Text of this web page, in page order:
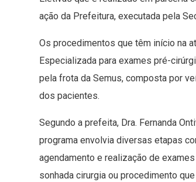
ação da Prefeitura, executada pela
Os procedimentos que têm início na
Especializada para exames pré-
pela frota da Semus, composta por
dos pacientes.
Segundo a prefeita, Dra. Fernanda
programa envolvia diversas etapas
agendamento e realização de
sonhada cirurgia ou procedimento